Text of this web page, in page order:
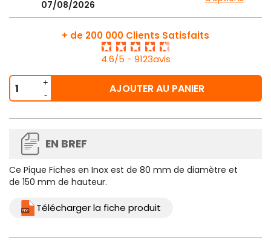
07/08/2026
+ de 200 000 Clients Satisfaits
4.6/5 - 9123avis
AJOUTER AU PANIER
EN BREF
Ce Pique Fiches en Inox est de 80 mm de diamètre et
de 150 mm de hauteur.
Télécharger la fiche produit